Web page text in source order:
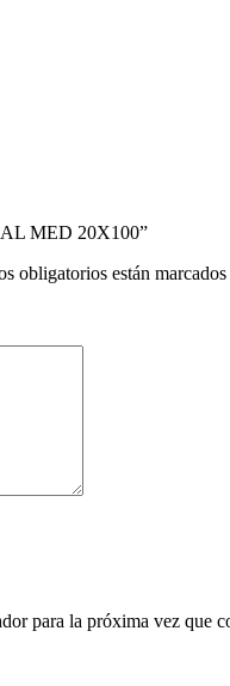
MED 20X100”
obligatorios están marcados
para la próxima vez que